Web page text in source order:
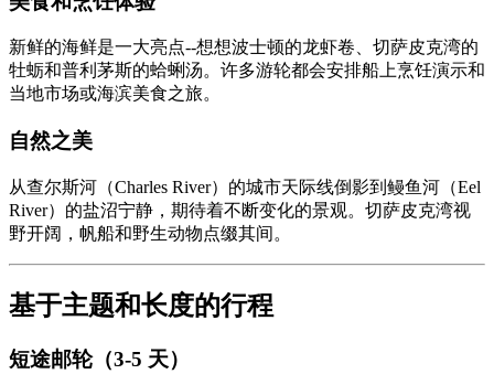
新鲜的海鲜是一大亮点--想想波士顿的龙虾卷、切萨皮克湾的
牡蛎和普利茅斯的蛤蜊汤。许多游轮都会安排船上烹饪演示和
当地市场或海滨美食之旅。
自然之美
从查尔斯河（Charles River）的城市天际线倒影到鳗鱼河（Eel
River）的盐沼宁静，期待着不断变化的景观。切萨皮克湾视
野开阔，帆船和野生动物点缀其间。
基于主题和长度的行程
短途邮轮（3-5 天）